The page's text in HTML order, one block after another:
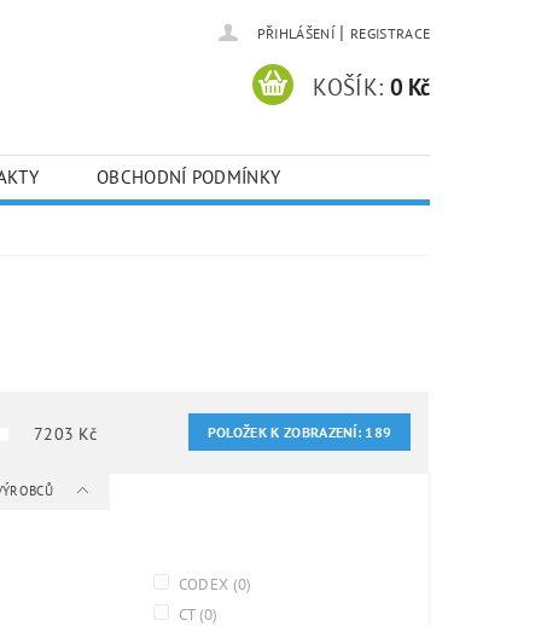
PŘIHLÁŠENÍ | REGISTRACE
KOŠÍK: 0 Kč
OBCHODNÍ PODMÍNKY
7203 Kč POLOŽEK K ZOBRAZENÍ: 189
CODEX (0)
CT (0)